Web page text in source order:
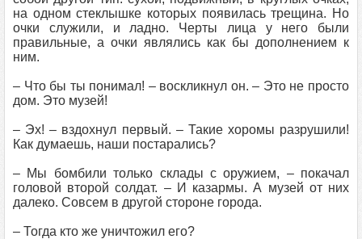
на одном стеклышке которых появилась трещина. Но
очки служили, и ладно. Черты лица у него были
правильные, а очки являлись как бы дополнением к
ним.
– Что бы ты понимал! – воскликнул он. – Это не просто
дом. Это музей!
– Эх! – вздохнул первый. – Такие хоромы разрушили!
Как думаешь, наши постарались?
– Мы бомбили только склады с оружием, – покачал
головой второй солдат. – И казармы. А музей от них
далеко. Совсем в другой стороне города.
– Тогда кто же уничтожил его?